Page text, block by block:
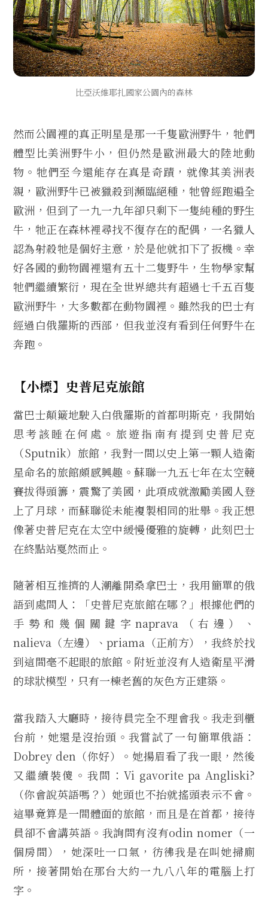
比亞沃維耶扎國家公園內的森林
然而公園裡的真正明星是那一千隻歐洲野牛，牠們
體型比美洲野牛小，但仍然是歐洲最大的陸地動
物。牠們至今還能存在真是奇蹟，就像其美洲表
親，歐洲野牛已被獵殺到瀕臨絕種，牠曾經跑遍全
歐洲，但到了一九一九年卻只剩下一隻純種的野生
牛，牠正在森林裡尋找不復存在的配偶，一名獵人
認為射殺牠是個好主意，於是他就扣下了扳機。幸
好各國的動物園裡還有五十二隻野牛，生物學家幫
牠們繼續繁衍，現在全世界總共有超過七千五百隻
歐洲野牛，大多數都在動物園裡。雖然我的巴士有
經過白俄羅斯的西部，但我並沒有看到任何野牛在
奔跑。
【小標】史普尼克旅館
當巴士顛簸地駛入白俄羅斯的首都明斯克，我開始
思考該睡在何處。旅遊指南有提到史普尼克
（Sputnik）旅館，我對一間以史上第一顆人造衛
星命名的旅館頗感興趣。蘇聯一九五七年在太空競
賽拔得頭籌，震驚了美國，此項成就激勵美國人登
上了月球，而蘇聯從未能複製相同的壯舉。我正想
像著史普尼克在太空中緩慢優雅的旋轉，此刻巴士
在終點站戛然而止。
隨著相互推擠的人潮離開桑拿巴士，我用簡單的俄
語到處問人：「史普尼克旅館在哪？」根據他們的
手勢和幾個關鍵字naprava（右邊）、
nalieva（左邊）、priama（正前方），我終於找
到這間毫不起眼的旅館。附近並沒有人造衛星平滑
的球狀模型，只有一棟老舊的灰色方正建築。
當我踏入大廳時，接待員完全不理會我。我走到櫃
台前，她還是沒抬頭。我嘗試了一句簡單俄語：
Dobrey den（你好）。她揚眉看了我一眼，然後
又繼續裝傻。我問：Vi gavorite pa Angliski?
（你會說英語嗎？）她頭也不抬就搖頭表示不會。
這畢竟算是一間體面的旅館，而且是在首都，接待
員卻不會講英語。我詢問有沒有odin nomer（一
個房間），她深吐一口氣，彷彿我是在叫她掃廁
所，接著開始在那台大約一九八八年的電腦上打
字。